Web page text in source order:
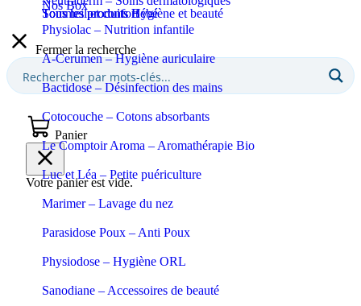
Sommeil et confort
Tous les produits Bébé
Tous les produits Hygiène et beauté
Physiolac – Nutrition infantile
A-Cerumen – Hygiène auriculaire
Bactidose – Désinfection des mains
Cotocouche – Cotons absorbants
Le Comptoir Aroma – Aromathérapie Bio
Luc et Léa – Petite puériculture
Marimer – Lavage du nez
Parasidose Poux – Anti Poux
Physiodose – Hygiène ORL
Sanodiane – Accessoires de beauté
Nos Box
Fermer la recherche
Panier
Votre panier est vide.